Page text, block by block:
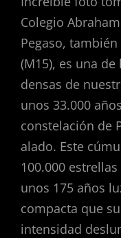
Colegio
Pegaso,
(M15), es una
densas de
unos 33.000
constelación de
alado. Este
100.000
unos 175 años
compacta que
intensidad